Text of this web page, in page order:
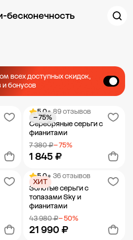
бесконечность
всех доступных скидок,
бонусов
5.0• 89 отзывов
Серебряные серьги с
фианитами
7 380 ₽− 75%
1 845 ₽
− 75%
Добавить в корзину
5.0• 36 отзывов
Золотые серьги с
топазами Sky и
фианитами
43 980 ₽− 50%
21 990 ₽
ХИТ